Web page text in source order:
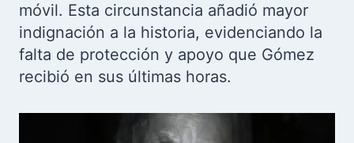
móvil. Esta circunstancia añadió mayor
indignación a la historia, evidenciando la
falta de protección y apoyo que Gómez
recibió en sus últimas horas.